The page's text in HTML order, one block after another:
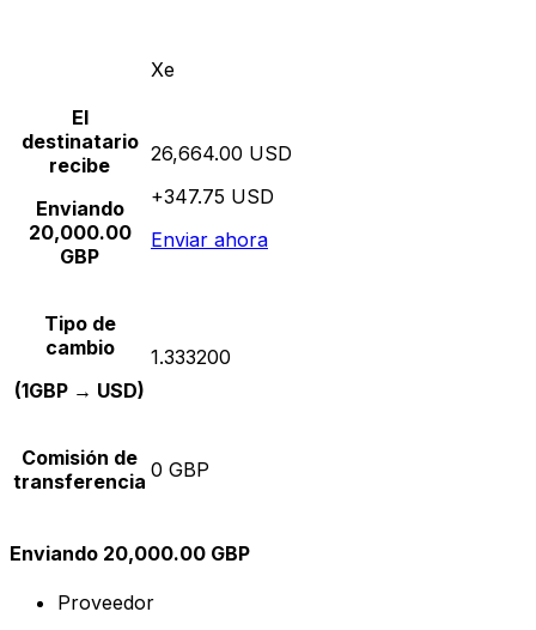
Xe
El
destinatario
recibe
Enviando
20,000.00
GBP
26,664.00 USD
+347.75 USD
Enviar ahora
Tipo de
cambio
(1GBP → USD)
1.333200
Comisión de
transferencia 0 GBP
Enviando 20,000.00 GBP
Proveedor